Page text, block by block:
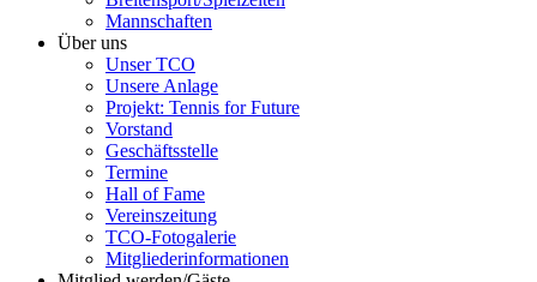
Mannschaften
Über uns
Unser TCO
Unsere Anlage
Projekt: Tennis for Future
Vorstand
Geschäftsstelle
Termine
Hall of Fame
Vereinszeitung
TCO-Fotogalerie
Mitgliederinformationen